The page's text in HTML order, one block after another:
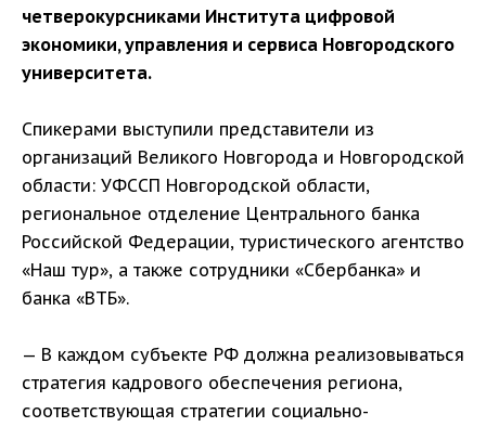
четверокурсниками Института цифровой
экономики, управления и сервиса Новгородского
университета.
Спикерами выступили представители из
организаций Великого Новгорода и Новгородской
области: УФССП Новгородской области,
региональное отделение Центрального банка
Российской Федерации, туристического агентство
«Наш тур», а также сотрудники «Сбербанка» и
банка «ВТБ».
— В каждом субъекте РФ должна реализовываться
стратегия кадрового обеспечения региона,
соответствующая стратегии социально-